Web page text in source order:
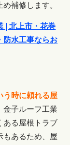
補修します。
| 北上市・花巻
防水工事ならお
う時に頼れる屋
金子ルーフ工業
ある屋根トラブ
もあるため、屋